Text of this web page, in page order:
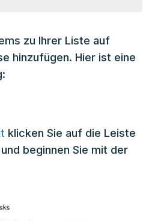
zu Ihrer Liste auf
hinzufügen. Hier ist eine
klicken Sie auf die Leiste
beginnen Sie mit der